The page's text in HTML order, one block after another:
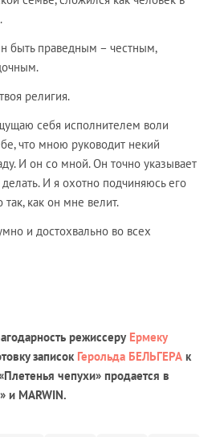
быть праведным – честным,
религия.
себя исполнителем воли
что мною руководит некий
И он со мной. Он точно указывает
делать. И я охотно подчиняюсь его
как он мне велит.
и достохвально во всех
режиссеру Ермеку
записок Герольда БЕЛЬГЕРА к
чепухи» продается в
и MARWIN.